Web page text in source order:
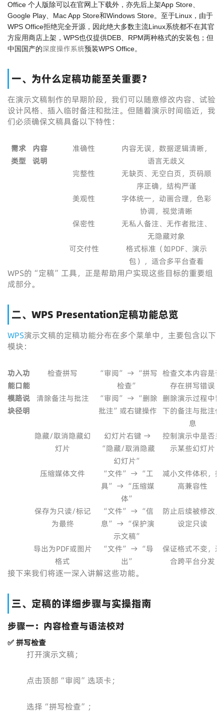
Office 个人版除可以在官网上下载外，亦先后上架App Store、
Google Play、Mac App Store和Windows Store。至于Linux，由于
WPS Office拒绝完全开源，因此绝大多数主流Linux系统都不在其官
方应用商店上架，WPS也仅提供DEB、RPM两种格式的安装包；但
中国国产的深度操作系统预装WPS Office。
一、为什么定稿功能至关重要？
在演示文稿制作的早期阶段，我们可以随意修改内容、试验
设计风格、插入临时备注和批注。但随着演示时间临近，我
们必须确保文稿具备以下特性：
需求
类型
内容
说明
准确性
内容无误，数据逻辑清晰，
语言无歧义
完整性
无缺页、无空白页，页码顺
序正确，结构严谨
美观性
字体统一，动画合理，色彩
协调，视觉清晰
保密性
无私人备注、无作者批注、
无隐藏对象
可交付性
格式标准（如PDF、演示
包），适合多平台查看
WPS的“定稿”工具，正是帮助用户实现这些目标的重要组
成部分。
二、WPS Presentation定稿功能总览
WPS演示文稿的定稿功能分布在多个菜单中，主要包含以下
模块：
功
能
模
块
入
口
路
径
功
能
说
明
检查拼写
“审阅” → “拼写
检查”
检查文本内容是否
存在拼写错误
清除备注与批注
“审阅” → “删除
批注”或右键操作
删除演示过程中留
下的备注与批注信
息
隐藏/取消隐藏幻
灯片
幻灯片右键 →
“隐藏/取消隐藏
幻灯片”
控制演示中是否显
示某些幻灯片
压缩媒体文件
“文件” → “工
具” → “压缩媒
体”
减小文件体积，提
高兼容性
保存为只读/标记
为最终
“文件” → “信
息” → “保护演
示文稿”
防止后续被修改，
设定只读
导出为PDF或图片
格式
“文件” → “导
出”
保证格式不变，适
合跨平台分发
接下来我们将逐一深入讲解这些功能。
三、定稿的详细步骤与实操指南
步骤一：内容检查与语法校对
✅ 拼写检查
打开演示文稿；
点击顶部“审阅”选项卡；
选择“拼写检查”；